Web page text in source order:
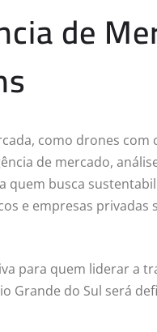
de
como drones com
de mercado,
quem busca
e empresas
para quem liderar a
Grande do Sul será